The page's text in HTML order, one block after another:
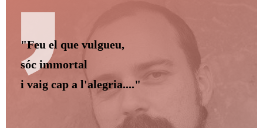
"Feu el que vulgueu,
sóc immortal
i vaig cap a l'alegria...."